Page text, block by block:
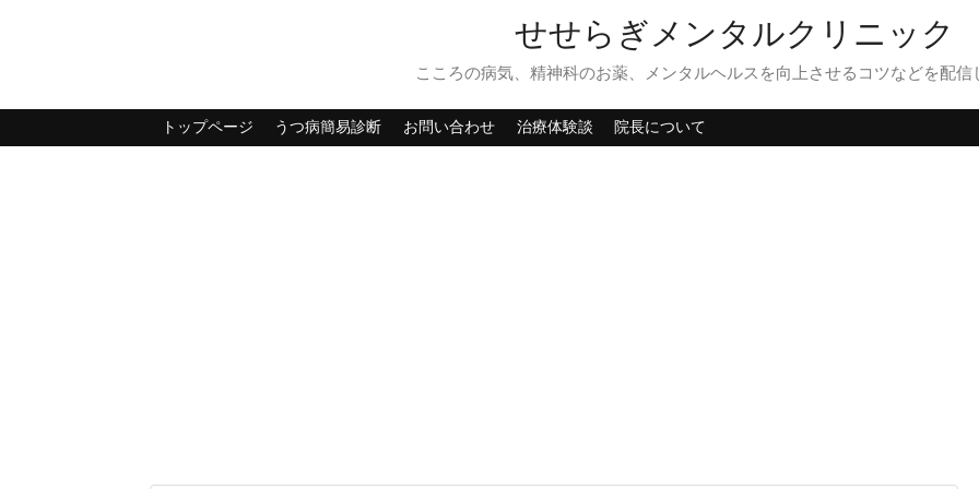
せせらぎメンタルクリニック
こころの病気、精神科のお薬、メンタルヘルスを向上させるコツなどを配信
トップページ うつ病簡易診断 お問い合わせ 治療体験談 院長について